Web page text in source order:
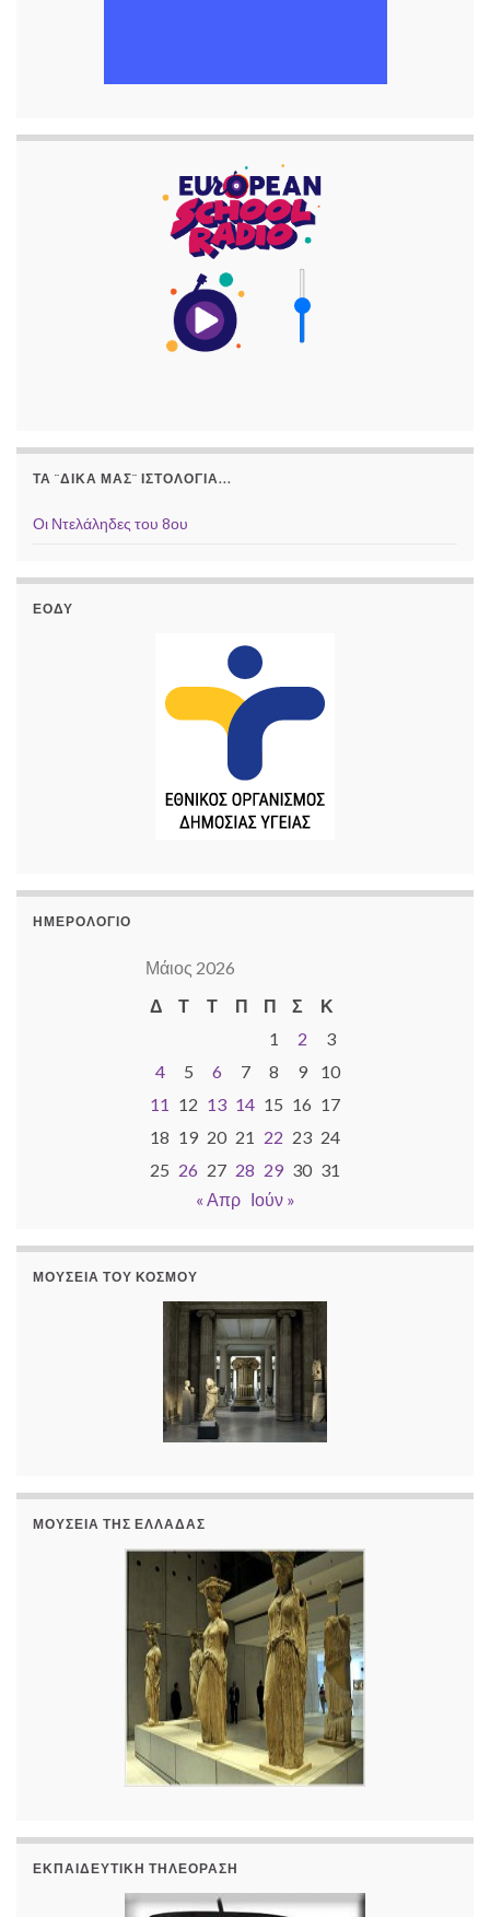
ΤΑ ¨ΔΙΚΆ ΜΑΣ¨ ΙΣΤΟΛΌΓΙΑ...
Οι Ντελάληδες του 8ου
ΕΟΔΥ
ΗΜΕΡΟΛΌΓΙΟ
Μάιος 2026
Δ
Τ Τ Π Π Σ
Κ
1
2
3
4
5 6 7 8 9
10
11 12 13 14 15 16 17
18 19 20 21 22 23 24
25 26 27 28 29 30 31
« Απρ Ιούν »
ΜΟΥΣΕΊΑ ΤΟΥ ΚΌΣΜΟΥ
ΜΟΥΣΕΊΑ ΤΗΣ ΕΛΛΆΔΑΣ
ΕΚΠΑΙΔΕΥΤΙΚΉ ΤΗΛΕΌΡΑΣΗ